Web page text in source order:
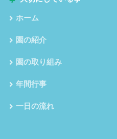
ホーム
園の紹介
園の取り組み
年間行事
一日の流れ